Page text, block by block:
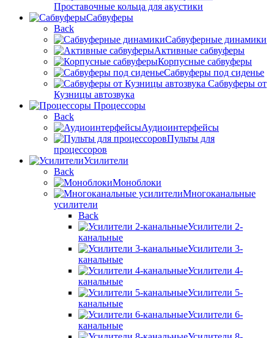
Проставочные кольца для акустики
Сабвуферы
Back
Сабвуферные динамики
Активные сабвуферы
Корпусные сабвуферы
Сабвуферы под сиденье
Сабвуферы от
Кузницы автозвука
Процессоры
Back
Аудиоинтерфейсы
Пульты для
процессоров
Усилители
Back
Моноблоки
Многоканальные
усилители
Back
Усилители 2-
канальные
Усилители 3-
канальные
Усилители 4-
канальные
Усилители 5-
канальные
Усилители 6-
канальные